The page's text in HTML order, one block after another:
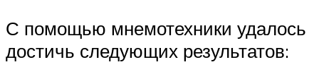
С помощью мнемотехники удалось
достичь следующих результатов: